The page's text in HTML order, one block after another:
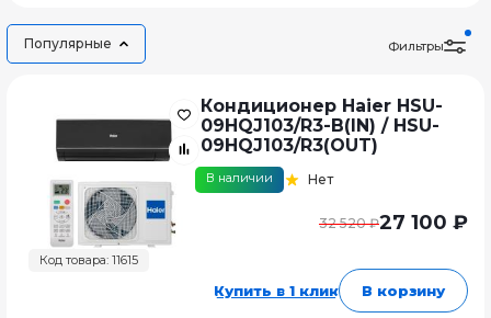
Популярные Фильтры
Код товара: 11615
Кондиционер Haier HSU-
09HQJ103/R3-B(IN) / HSU-
09HQJ103/R3(OUT)
В наличии Нет
32 520 ₽27 100 ₽
Купить в 1 клик В корзину